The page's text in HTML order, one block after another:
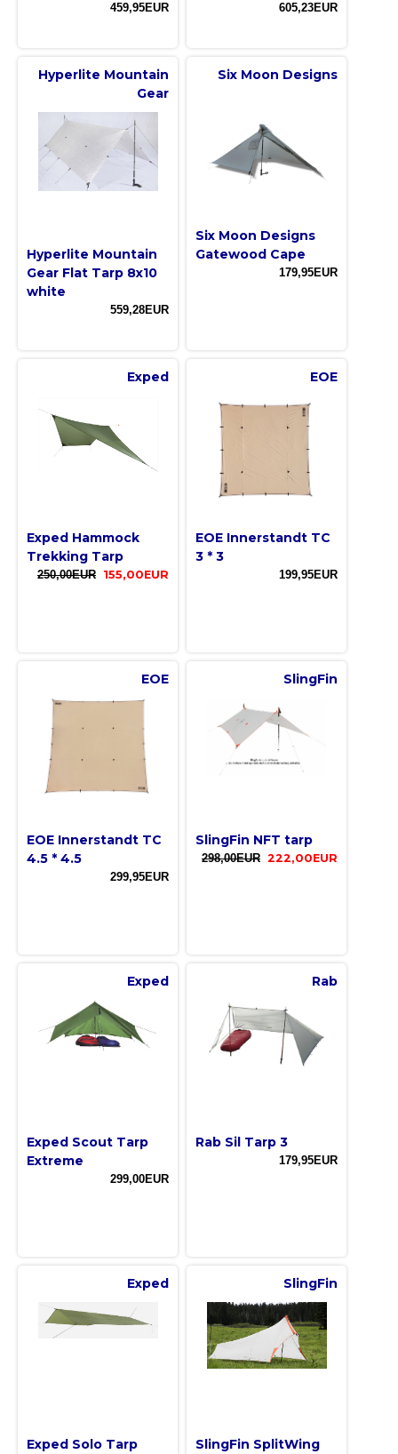
459,95EUR 605,23EUR
Hyperlite Mountain
Gear
Hyperlite Mountain
Gear Flat Tarp 8x10
white
559,28EUR
Six Moon Designs
Six Moon Designs
Gatewood Cape
179,95EUR
Exped
Exped Hammock
Trekking Tarp
250,00EUR 155,00EUR
EOE
EOE Innerstandt TC
3 * 3
199,95EUR
EOE
EOE Innerstandt TC
4.5 * 4.5
299,95EUR
SlingFin
SlingFin NFT tarp
298,00EUR 222,00EUR
Exped
Exped Scout Tarp
Extreme
299,00EUR
Rab
Rab Sil Tarp 3
179,95EUR
Exped
Exped Solo Tarp
SlingFin
SlingFin SplitWing